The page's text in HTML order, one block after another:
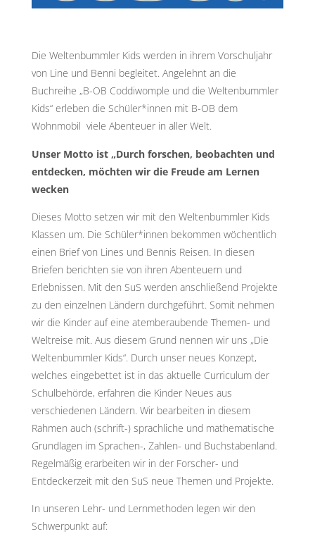
Die Weltenbummler Kids werden in ihrem Vorschuljahr
von Line und Benni begleitet. Angelehnt an die
Buchreihe „B-OB Coddiwomple und die Weltenbummler
Kids“ erleben die Schüler*innen mit B-OB dem
Wohnmobil viele Abenteuer in aller Welt.
Unser Motto ist „Durch forschen, beobachten und
entdecken, möchten wir die Freude am Lernen
wecken
Dieses Motto setzen wir mit den Weltenbummler Kids
Klassen um. Die Schüler*innen bekommen wöchentlich
einen Brief von Lines und Bennis Reisen. In diesen
Briefen berichten sie von ihren Abenteuern und
Erlebnissen. Mit den SuS werden anschließend Projekte
zu den einzelnen Ländern durchgeführt. Somit nehmen
wir die Kinder auf eine atemberaubende Themen- und
Weltreise mit. Aus diesem Grund nennen wir uns „Die
Weltenbummler Kids“. Durch unser neues Konzept,
welches eingebettet ist in das aktuelle Curriculum der
Schulbehörde, erfahren die Kinder Neues aus
verschiedenen Ländern. Wir bearbeiten in diesem
Rahmen auch (schrift-) sprachliche und mathematische
Grundlagen im Sprachen-, Zahlen- und Buchstabenland.
Regelmäßig erarbeiten wir in der Forscher- und
Entdeckerzeit mit den SuS neue Themen und Projekte.
In unseren Lehr- und Lernmethoden legen wir den
Schwerpunkt auf: